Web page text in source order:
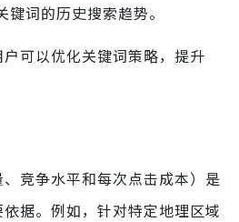
键词的历史搜索趋势。
可以优化关键词策略，提升
竞争水平和每次点击成本）是
据。例如，针对特定地理区域